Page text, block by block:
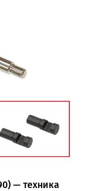
— техника